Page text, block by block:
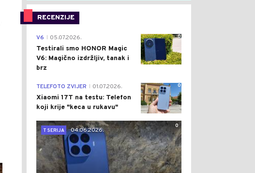
RECENZIJE
0
V6 05.07.2026.
Testirali smo HONOR Magic
V6: Magično izdržljiv, tanak i
brz
0
TELEFOTO ZVIJER 01.07.2026.
Xiaomi 17T na testu: Telefon
koji krije "keca u rukavu"
0
T SERIJA
04.06.2026.